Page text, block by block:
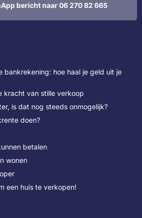
bericht naar 06 270 82 665
bankrekening: hoe haal je geld uit je
kracht van stille verkoop
is dat nog steeds onmogelijk?
doen?
betalen
wonen
een huis te verkopen!